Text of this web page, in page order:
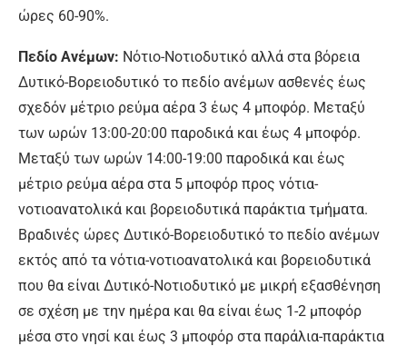
ώρες 60-90%.
Πεδίο Ανέμων: Νότιο-Νοτιοδυτικό αλλά στα βόρεια
Δυτικό-Βορειοδυτικό το πεδίο ανέμων ασθενές έως
σχεδόν μέτριο ρεύμα αέρα 3 έως 4 μποφόρ. Μεταξύ
των ωρών 13:00-20:00 παροδικά και έως 4 μποφόρ.
Μεταξύ των ωρών 14:00-19:00 παροδικά και έως
μέτριο ρεύμα αέρα στα 5 μποφόρ προς νότια-
νοτιοανατολικά και βορειοδυτικά παράκτια τμήματα.
Βραδινές ώρες Δυτικό-Βορειοδυτικό το πεδίο ανέμων
εκτός από τα νότια-νοτιοανατολικά και βορειοδυτικά
που θα είναι Δυτικό-Νοτιοδυτικό με μικρή εξασθένηση
σε σχέση με την ημέρα και θα είναι έως 1-2 μποφόρ
μέσα στο νησί και έως 3 μποφόρ στα παράλια-παράκτια